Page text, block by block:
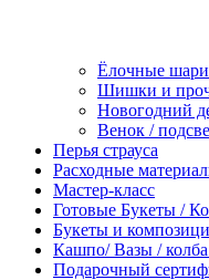
Ёлочные
Шишки и
Новогодний
Венок /
Перья страуса
Расходные
Мастер-класс
Готовые Букеты /
Букеты и
Кашпо/ Вазы /
Подарочный